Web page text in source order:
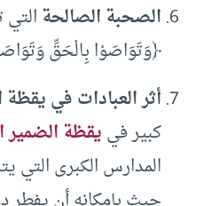
الصحبة الصالحة
﴿وَتَوَاصَوْا بِالْحَقِّ
أثر العبادات في يقظة
كبير فييقظة الضمير
المدارس الكبرى التي